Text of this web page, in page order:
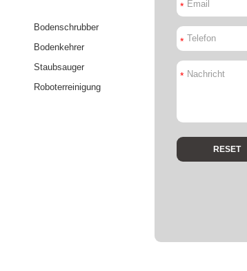
Bodenschrubber
Bodenkehrer
Staubsauger
Roboterreinigung
*
*
*